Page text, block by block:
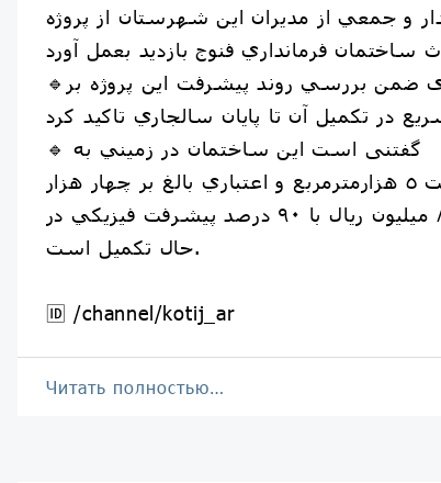
و جمعي از مديران اين شهرستان از پروژه
🔹وی ضمن بررسي روند پيشرفت اين پروژه بر
🔹 گفتنی است اين ساختمان در زميني به
مساحت ٥ هزارمترمربع و اعتباري بالغ بر چهار هزار
و ٨٠٠ ميليون ريال با ٩٠ درصد پيشرفت فيزيكي در
حال تكميل است.
🆔 /channel/kotij_ar
Читать полностью…